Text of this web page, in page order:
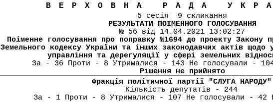
ВЕРХОВНА РАДА
5 сесія 9 скликання
РЕЗУЛЬТАТИ ПОІМЕННОГО ГОЛОСУВАННЯ
№ 56 від 14.04.2021 13:02:27
Поіменне голосування про поправку №1694 до проекту Закону
Земельного кодексу України та інших законодавчих актів щодо
управління та дерегуляції у сфері земельних
За - 36 Проти - 8 Утрималися - 143 Не голосували -
Рішення не прийнято
Фракція політичної партії "СЛУГА НАРОДУ"
Кількість депутатів - 244
За - 1 Проти - 8 Утрималися - 107 Не голосували - 42